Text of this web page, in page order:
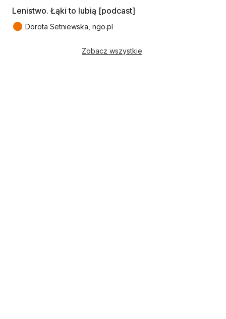
Lenistwo. Łąki to lubią [podcast]
● Dorota Setniewska, ngo.pl
Zobacz wszystkie